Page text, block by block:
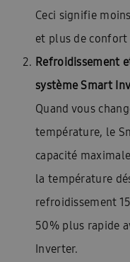
Ceci signifie
et plus de confort
Refroidissement
système Smart
Quand vous
température, le
capacité
la température
refroidissement
50% plus rapide
Inverter.